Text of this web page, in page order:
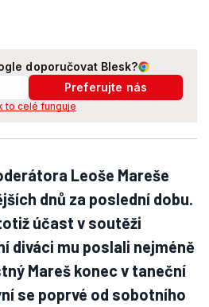
doporučovat Blesk?
Preferujte nás
to celé funguje
Leoše Mareše
dnů za poslední dobu.
účast v soutěži
diváci mu poslali nejméně
Mareš konec v taneční
se poprvé od sobotního